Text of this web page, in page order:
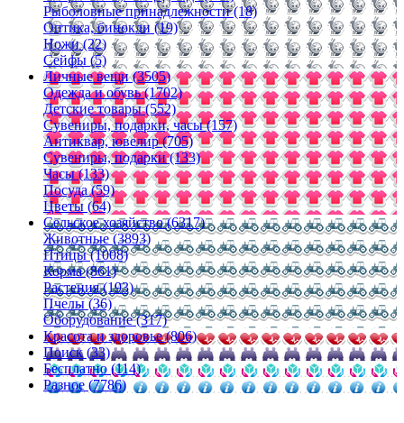
Рыболовные принадлежности (18)
Оптика, бинокли (19)
Ножи (22)
Сейфы (5)
Личные вещи (3505)
Одежда и обувь (1702)
Детские товары (552)
Сувениры, подарки, часы (157)
Антиквар, ювелир (705)
Сувениры, подарки (133)
Часы (133)
Посуда (59)
Цветы (64)
Сельское хозяйство (6317)
Животные (3893)
Птицы (1008)
Корма (861)
Растения (193)
Пчелы (36)
Оборудование (317)
Красота и здоровье (806)
Поиск (33)
Бесплатно (114)
Разное (7786)